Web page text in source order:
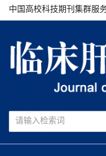
中国高校科技期刊集群服